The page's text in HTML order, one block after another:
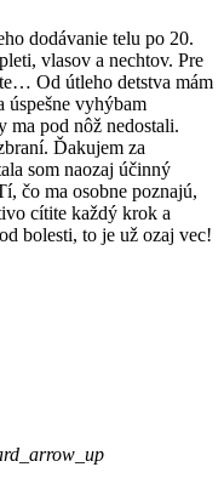
dodávanie telu po 20.
vlasov a nechtov. Pre
Od útleho detstva mám
úspešne vyhýbam
ma pod nôž nedostali.
Ďakujem za
som naozaj účinný
čo ma osobne poznajú,
cítite každý krok a
bolesti, to je už ozaj vec!